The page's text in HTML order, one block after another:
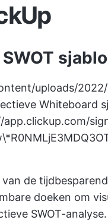
uploads/
Whiteboard
app.clickup.com/
de
doeken om
SWOT-analyse.